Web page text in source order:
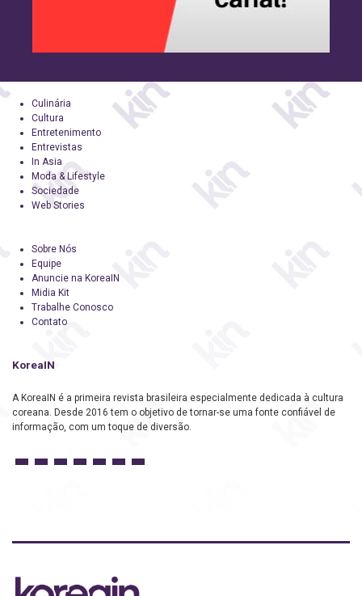
Culinária
Cultura
Entretenimento
Entrevistas
In Asia
Moda & Lifestyle
Sociedade
Web Stories
Sobre Nós
Equipe
Anuncie na KoreaIN
Midia Kit
Trabalhe Conosco
Contato
KoreaIN
A KoreaIN é a primeira revista brasileira especialmente dedicada à cultura
coreana. Desde 2016 tem o objetivo de tornar-se uma fonte confiável de
informação, com um toque de diversão.